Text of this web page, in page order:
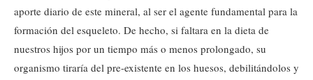
aporte diario de este mineral, al ser el agente fundamental para la
formación del esqueleto. De hecho, si faltara en la dieta de
nuestros hijos por un tiempo más o menos prolongado, su
organismo tiraría del pre-existente en los huesos, debilitándolos y